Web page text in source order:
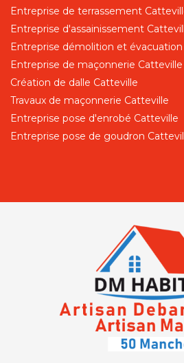
Entreprise de terrassement
Entreprise d'assainissement
Entreprise démolition et
Entreprise de maçonnerie Catteville
Création de dalle Catteville
Travaux de maçonnerie Catteville
Entreprise pose d'enrobé Catteville
Entreprise pose de goudron